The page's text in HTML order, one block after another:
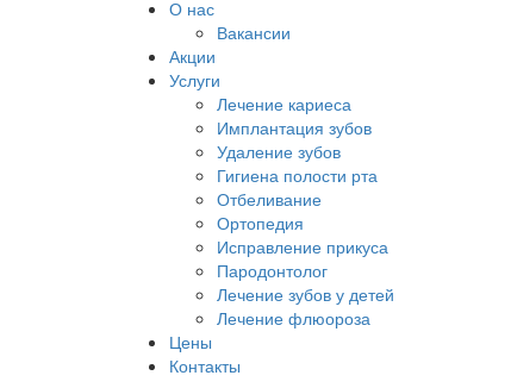
О нас
Вакансии
Акции
Услуги
Лечение кариеса
Имплантация зубов
Удаление зубов
Гигиена полости рта
Отбеливание
Ортопедия
Исправление прикуса
Пародонтолог
Лечение зубов у детей
Лечение флюороза
Цены
Контакты